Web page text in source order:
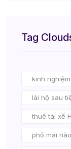
Tag
kinh
lái hộ sau
thuê tài xế
phô mai